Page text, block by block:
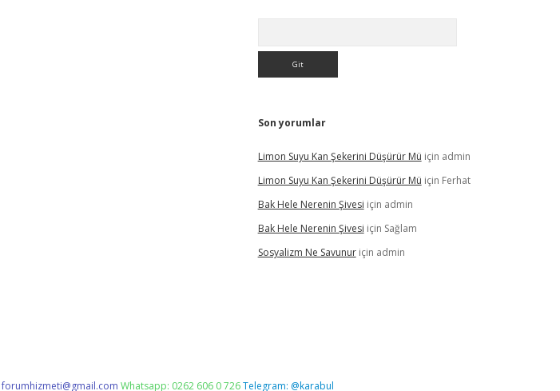
Son yorumlar
Limon Suyu Kan Şekerini Düşürür Mü için admin
Limon Suyu Kan Şekerini Düşürür Mü için Ferhat
Bak Hele Nerenin Şivesi için admin
Bak Hele Nerenin Şivesi için Sağlam
Sosyalizm Ne Savunuriçin admin
forumhizmeti@gmail.com Whatsapp: 0262 606 0 726Telegram: @karabul